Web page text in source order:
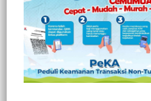
Tana Toraja, Jurnaltivi.com –
longsor, gedung sekolah SDN 4
Tambunan, Kecamatan Makale,
Sulawesi Selatan, saat ini